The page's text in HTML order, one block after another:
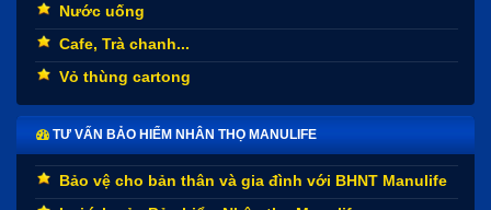
Nước uống
Cafe, Trà chanh...
Vỏ thùng cartong
TƯ VẤN BẢO HIỂM NHÂN THỌ MANULIFE
Bảo vệ cho bản thân và gia đình với BHNT Manulife